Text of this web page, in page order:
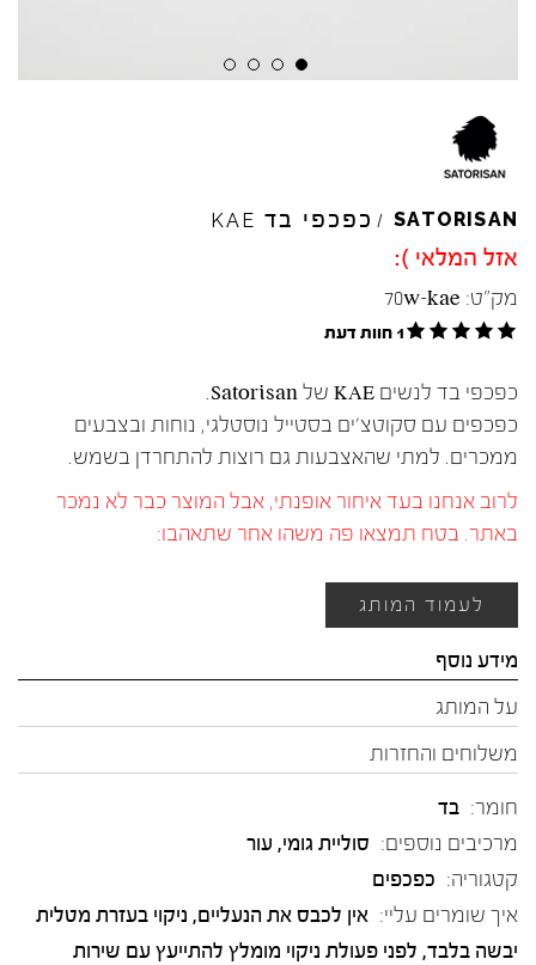
SATORISAN
/ כפכפי בד KAE
אזל המלאי ):
מק"ט: 70w-kae
1 חוות דעת
כפכפי בד לנשים KAE של Satorisan.
כפכפים עם סקוטצ׳ים בסטייל נוסטלגי, נוחות ובצבעים
ממכרים. למתי שהאצבעות גם רוצות להתחרדן בשמש.
לרוב אנחנו בעד איחור אופנתי, אבל המוצר כבר לא נמכר
באתר. בטח תמצאו פה משהו אחר שתאהבו:
לעמוד המותג
מידע נוסף
על המותג
משלוחים והחזרות
חומר: בד
מרכיבים נוספים: סוליית גומי, עור
קטגוריה: כפכפים
איך שומרים עליי: אין לכבס את הנעליים, ניקוי בעזרת מטלית
יבשה בלבד, לפני פעולת ניקוי מומלץ להתייעץ עם שירות